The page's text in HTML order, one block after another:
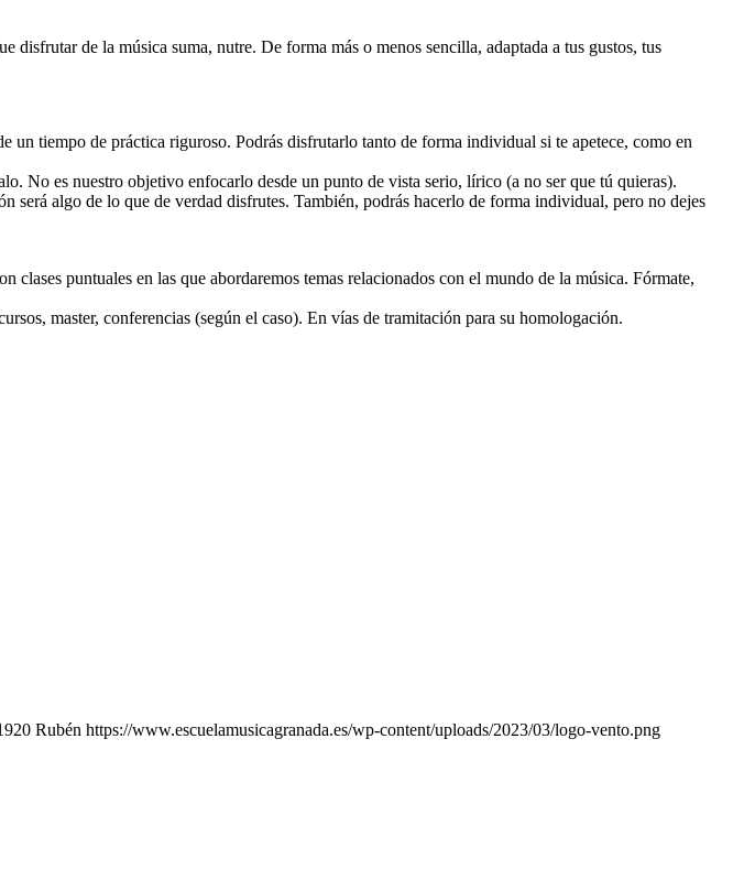
disfrutar de la música suma, nutre. De forma más o menos sencilla, adaptada a tus gustos, tus
un tiempo de práctica riguroso. Podrás disfrutarlo tanto de forma individual si te apetece, como en
No es nuestro objetivo enfocarlo desde un punto de vista serio, lírico (a no ser que tú quieras).
será algo de lo que de verdad disfrutes. También, podrás hacerlo de forma individual, pero no dejes
puntuales en las que abordaremos temas relacionados con el mundo de la música. Fórmate,
master, conferencias (según el caso). En vías de tramitación para su homologación.
Rubén https://www.escuelamusicagranada.es/wp-content/uploads/2023/03/logo-vento.png